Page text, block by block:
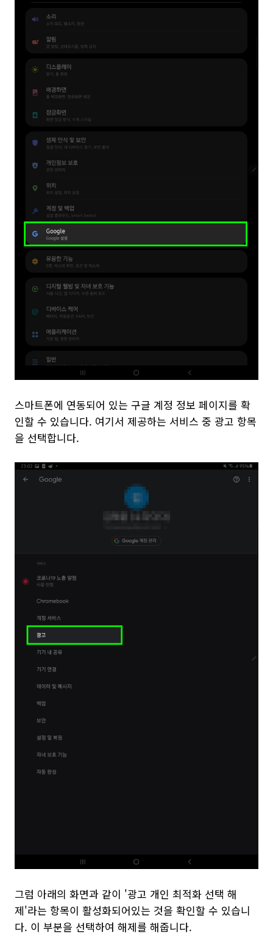
스마트폰에 연동되어 있는 구글 계정 정보 페이지를 확
인할 수 있습니다. 여기서 제공하는 서비스 중 광고 항목
을 선택합니다.
그럼 아래의 화면과 같이 '광고 개인 최적화 선택 해
제'라는 항목이 활성화되어있는 것을 확인할 수 있습니
다. 이 부분을 선택하여 해제를 해줍니다.